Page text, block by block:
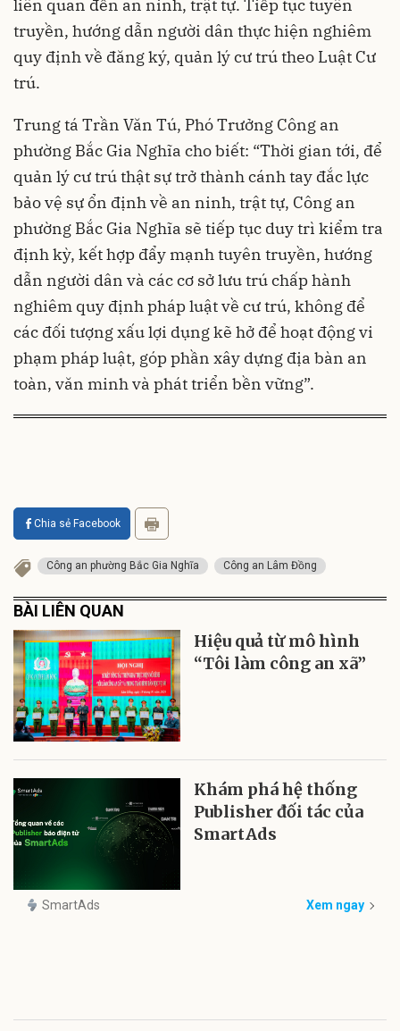
liên quan đến an ninh, trật tự. Tiếp tục tuyên
truyền, hướng dẫn người dân thực hiện nghiêm
quy định về đăng ký, quản lý cư trú theo Luật Cư
trú.
Trung tá Trần Văn Tú, Phó Trưởng Công an
phường Bắc Gia Nghĩa cho biết: “Thời gian tới, để
quản lý cư trú thật sự trở thành cánh tay đắc lực
bảo vệ sự ổn định về an ninh, trật tự, Công an
phường Bắc Gia Nghĩa sẽ tiếp tục duy trì kiểm tra
định kỳ, kết hợp đẩy mạnh tuyên truyền, hướng
dẫn người dân và các cơ sở lưu trú chấp hành
nghiêm quy định pháp luật về cư trú, không để
các đối tượng xấu lợi dụng kẽ hở để hoạt động vi
phạm pháp luật, góp phần xây dựng địa bàn an
toàn, văn minh và phát triển bền vững”.
Chia sẻ Facebook
Công an phường Bắc Gia Nghĩa Công an Lâm Đồng
BÀI LIÊN QUAN
Hiệu quả từ mô hình
“Tôi làm công an xã”
Khám phá hệ thống
Publisher đối tác của
SmartAds
SmartAds Xem ngay